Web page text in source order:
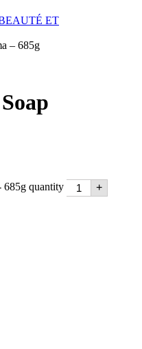
ET
– 685g
685g quantity +